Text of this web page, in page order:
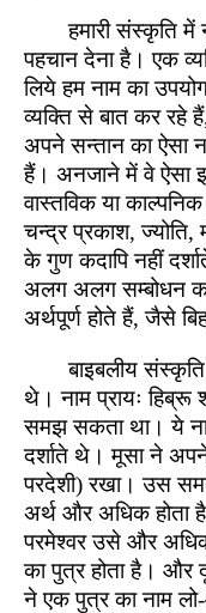
हमारी संस्कृति में
पहचान देना है। एक
लिये हम नाम का
व्यक्ति से बात कर रहे
अपने सन्तान का ऐसा
हैं। अनजाने में वे ऐसा
वास्तविक या
चन्द्र प्रकाश, ज्योति,
के गुण कदापि नहीं
अलग अलग सम्बोधन
अर्थपूर्ण होते हैं, जैसे
बाइबलीय
थे। नाम प्रायः हिब्रू
समझ सकता था। ये
दर्शाते थे। मूसा ने
परदेशी) रखा। उस
अर्थ और अधिक होता
परमेश्वर उसे और
का पुत्र होता है। और
ने एक पुत्र का नाम